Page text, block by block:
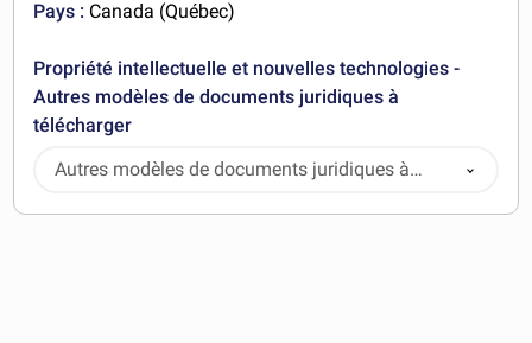
Pays : Canada (Québec)
Propriété intellectuelle et nouvelles technologies -
Autres modèles de documents juridiques à
télécharger
Autres modèles de documents juridiques à
télécharger